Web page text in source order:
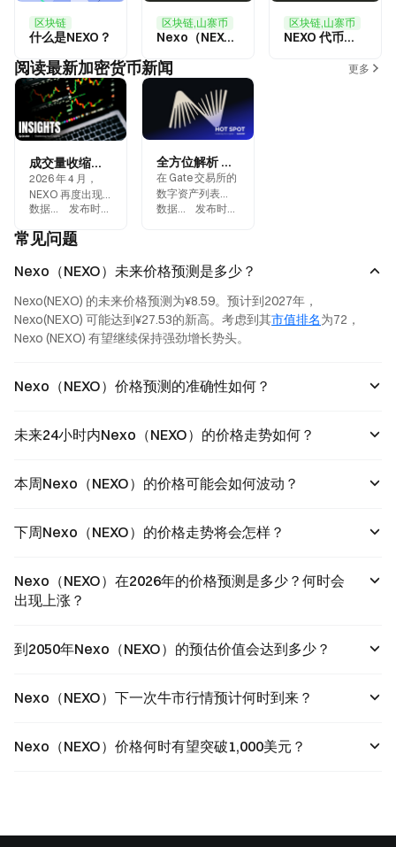
区块链
什么是NEXO？
区块链,山寨币
Nexo（NEXO）全解析：平台功能、代币用途与风险要点
区块链,山寨币
NEXO 代币经济模型：如何推动平台增长与参与？
阅读最新加密货币新闻 更多
成交量收缩后的市场行为：NEXO 历史反弹结构是否正在重演？
2026 年 4 月，
NEXO 再度出现
冷却成交量结
次大涨前的信号
:Gate.blog
发布时间 2026-04-24
全方位解析 Nexo：2025 年一站式加密金融平台新动态
在 Gate 交易所的
数字资产列表
里，一个名为
统金融规则的加
数据来源 :Gate.blog
常见问题
Nexo（NEXO）未来价格预测是多少？
Nexo(NEXO) 的未来价格预测为¥8.59。预计到2027年，
Nexo(NEXO) 可能达到¥27.53的新高。考虑到其市值排名为72，
Nexo (NEXO) 有望继续保持强劲增长势头。
Nexo（NEXO）价格预测的准确性如何？
未来24小时内Nexo（NEXO）的价格走势如何？
本周Nexo（NEXO）的价格可能会如何波动？
下周Nexo（NEXO）的价格走势将会怎样？
Nexo（NEXO）在2026年的价格预测是多少？何时会
出现上涨？
到2050年Nexo（NEXO）的预估价值会达到多少？
Nexo（NEXO）下一次牛市行情预计何时到来？
Nexo（NEXO）价格何时有望突破1,000美元？